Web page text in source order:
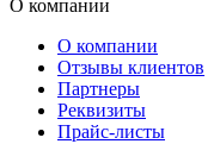
О компании
О компании
Отзывы клиентов
Партнеры
Реквизиты
Прайс-листы